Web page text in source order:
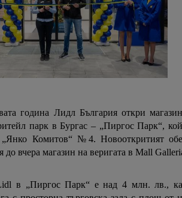
година Лидл България откри
парк в Бургас – „Пиргос Парк“,
Комитов“ №4. Новооткритият
до вчера магазин на веригата в Mall
в „Пиргос Парк“ е над 4 млн. лв.,